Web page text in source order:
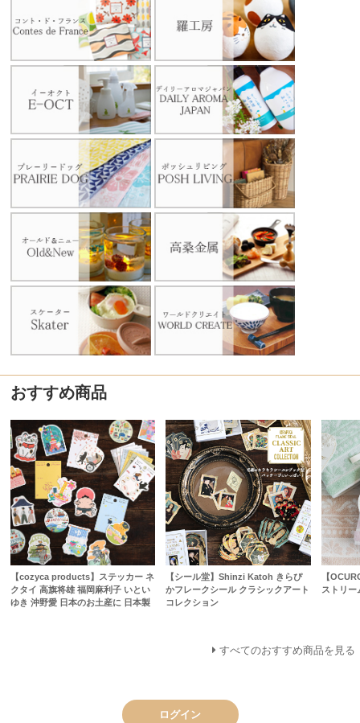
おすすめ商品
【cozyca products】ステッカー ネ
クタイ 高旗将雄 福岡麻利子 いとい
ゆき 沖野愛 日本のお土産に 日本製
【シール堂】Shinzi Katoh きらぴ
かフレークシール クラシックアート
コレクション
【
ストリー
すべてのおすすめ商品を見る
ログイン